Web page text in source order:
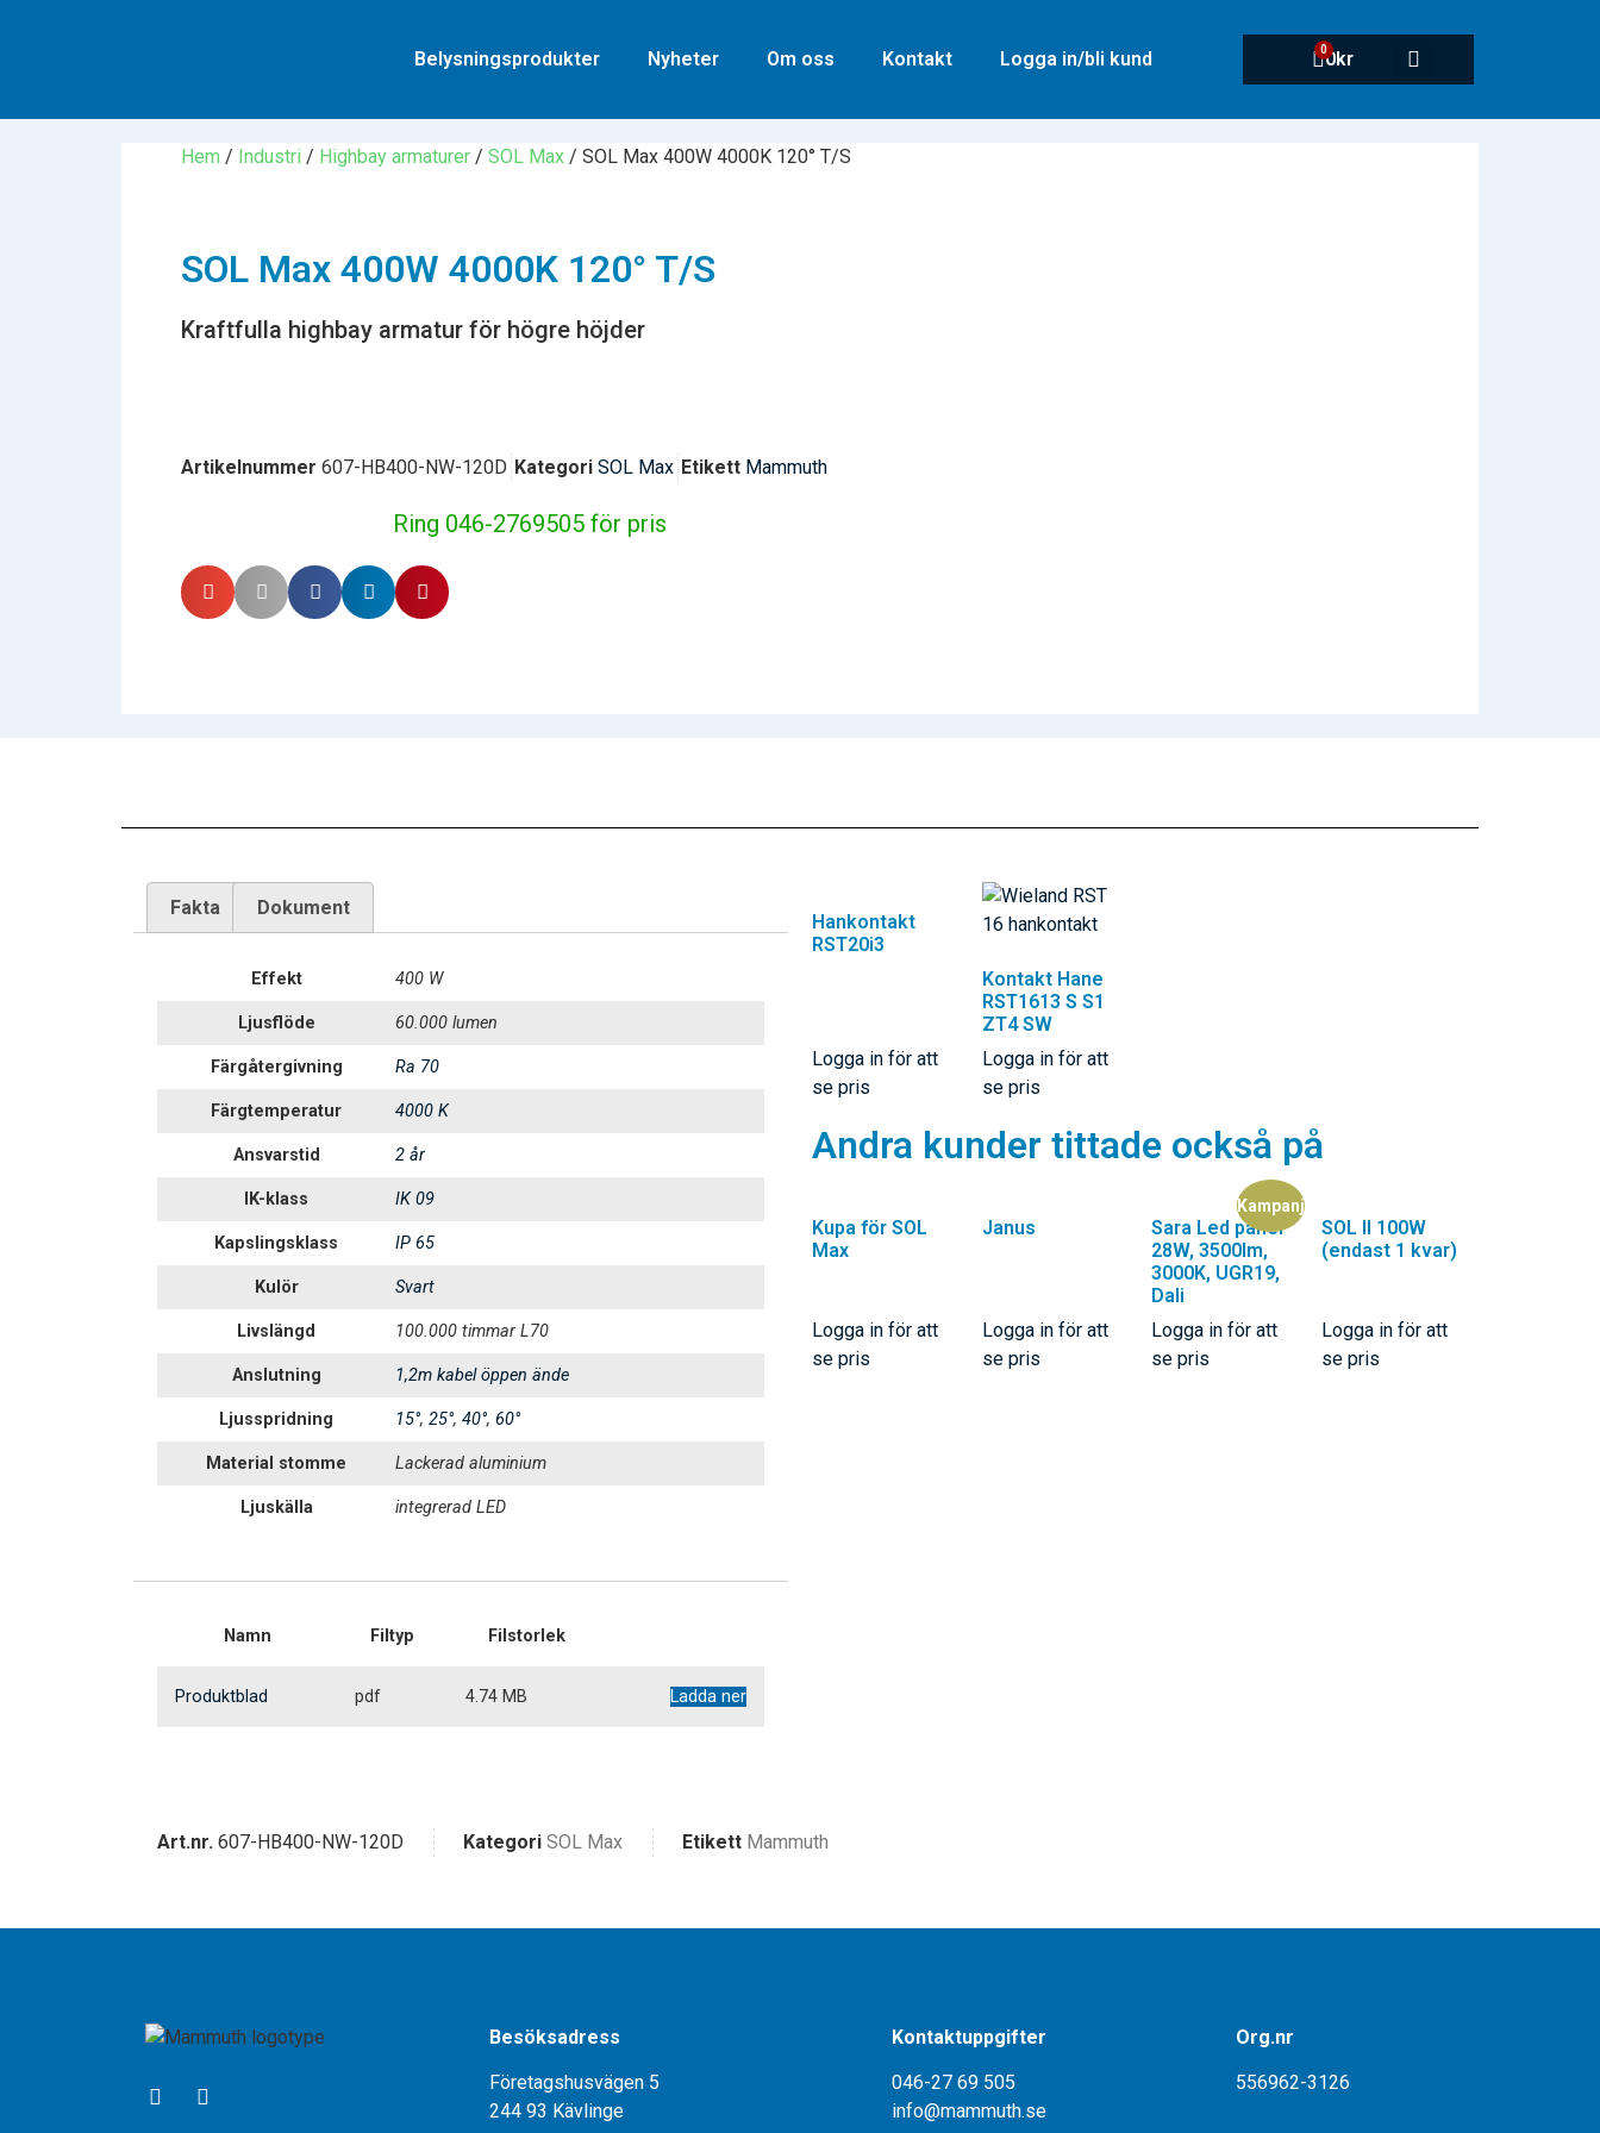
Belysningsprodukter Nyheter Om oss Kontakt Logga in/bli kund 0kr
0
Hem / Industri / Highbay armaturer / SOL Max / SOL Max 400W 4000K 120° T/S
SOL Max 400W 4000K 120° T/S
Kraftfulla highbay armatur för högre höjder
Artikelnummer 607-HB400-NW-120D Kategori SOL Max Etikett Mammuth
Ring 046-2769505 för pris
Fakta Dokument
Effekt 400 W
Ljusflöde 60.000 lumen
Färgåtergivning Ra 70
Färgtemperatur 4000 K
Ansvarstid 2 år
IK-klass IK 09
Kapslingsklass IP 65
Kulör Svart
Livslängd 100.000 timmar L70
Anslutning 1,2m kabel öppen ände
Ljusspridning 15°, 25°, 40°, 60°
Material stomme Lackerad aluminium
Ljuskälla integrerad LED
Namn Filtyp Filstorlek
Produktblad pdf 4.74 MB Ladda ner
Hankontakt
RST20i3
Logga in för att
se pris
Kontakt Hane
RST1613 S S1
ZT4 SW
Logga in för att
se pris
Andra kunder tittade också på
Kupa för SOL
Max
Logga in för att
se pris
Janus
Logga in för att
se pris
Rea!
Sara Led panel
28W, 3500lm,
3000K, UGR19,
Dali
Logga in för att
se pris
SOL II 100W
(endast 1 kvar)
Logga in för att
se pris
Art.nr. 607-HB400-NW-120D Kategori SOL Max Etikett Mammuth
Besöksadress
Företagshusvägen 5
244 93 Kävlinge
Kontaktuppgifter
046-27 69 505
info@mammuth.se
Org.nr
556962-3126